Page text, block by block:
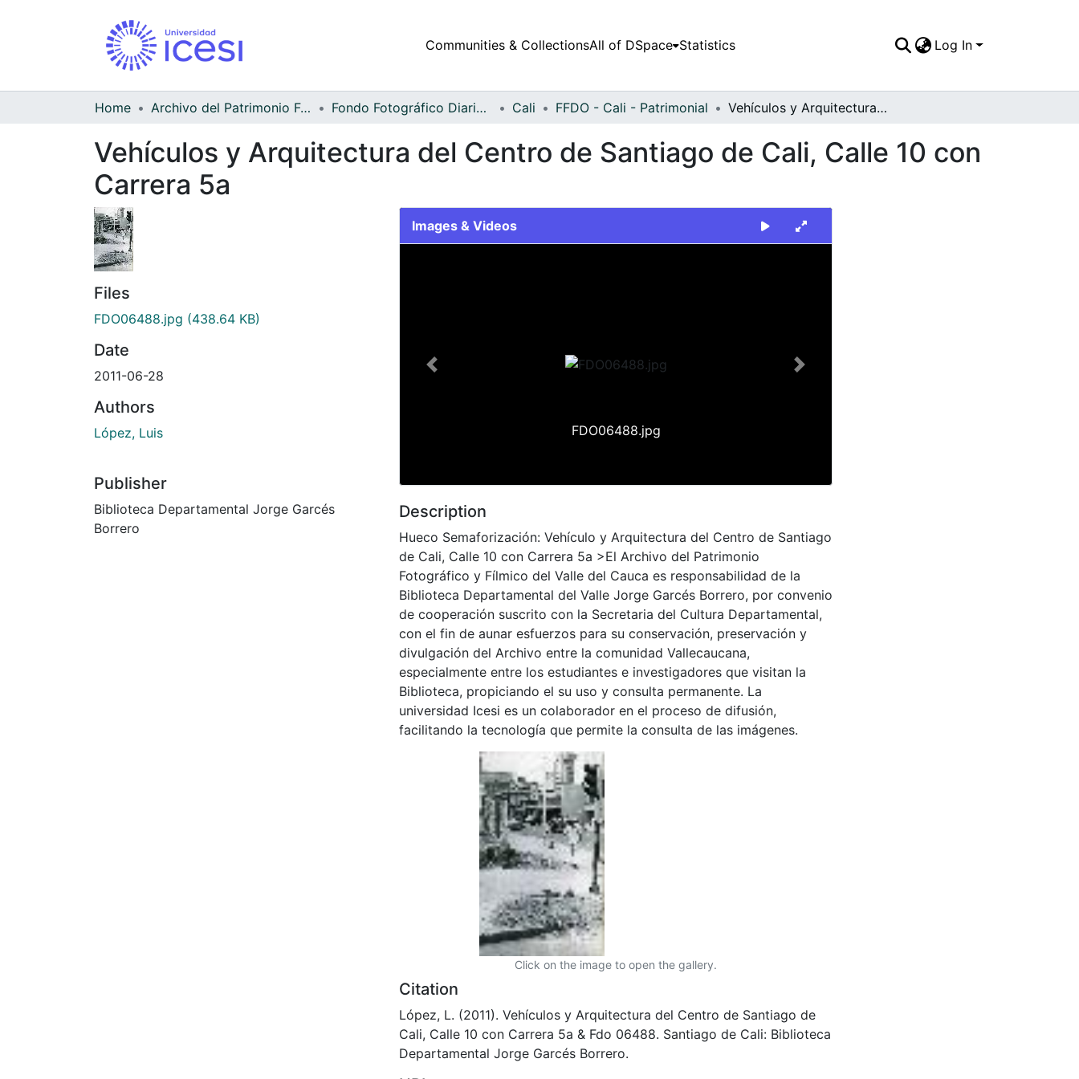
Communities & CollectionsAll of DSpace Statistics Log In
Home Archivo del Patrimonio Fotográfico y Fílmico del Valle del Cauca Fondo Fotográfico Diario Occidente Cali FFDO - Cali - Patrimonial Vehículos y Arquitectura del Centro de Santiago de Cali, Calle 10 con Carrera 5a
Vehículos y Arquitectura del Centro de Santiago de Cali, Calle 10 con
Carrera 5a
Files
FDO06488.jpg (438.64 KB)
Date
2011-06-28
Authors
López, Luis
Publisher
Biblioteca Departamental Jorge Garcés
Borrero
Images & Videos
FDO06488.jpg
Previous Next
Description
Hueco Semaforización: Vehículo y Arquitectura del Centro de Santiago
de Cali, Calle 10 con Carrera 5a >El Archivo del Patrimonio
Fotográfico y Fílmico del Valle del Cauca es responsabilidad de la
Biblioteca Departamental del Valle Jorge Garcés Borrero, por convenio
de cooperación suscrito con la Secretaria del Cultura Departamental,
con el fin de aunar esfuerzos para su conservación, preservación y
divulgación del Archivo entre la comunidad Vallecaucana,
especialmente entre los estudiantes e investigadores que visitan la
Biblioteca, propiciando el su uso y consulta permanente. La
universidad Icesi es un colaborador en el proceso de difusión,
facilitando la tecnología que permite la consulta de las imágenes.
Click on the image to open the gallery.
Citation
López, L. (2011). Vehículos y Arquitectura del Centro de Santiago de
Cali, Calle 10 con Carrera 5a & Fdo 06488. Santiago de Cali: Biblioteca
Departamental Jorge Garcés Borrero.